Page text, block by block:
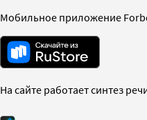
Мобильное приложение
На сайте работает синтез